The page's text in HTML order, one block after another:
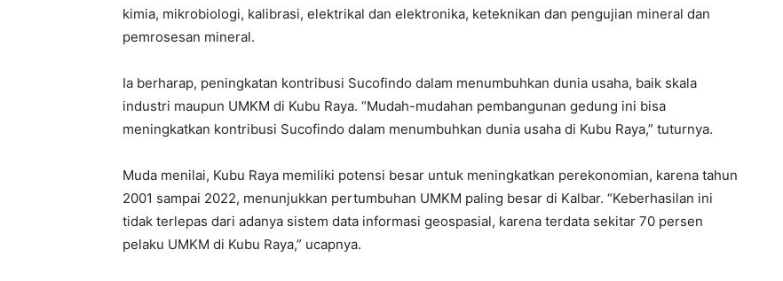
kimia, mikrobiologi, kalibrasi, elektrikal dan elektronika, keteknikan dan pengujian mineral dan
pemrosesan mineral.
Ia berharap, peningkatan kontribusi Sucofindo dalam menumbuhkan dunia usaha, baik skala
industri maupun UMKM di Kubu Raya. “Mudah-mudahan pembangunan gedung ini bisa
meningkatkan kontribusi Sucofindo dalam menumbuhkan dunia usaha di Kubu Raya,” tuturnya.
Muda menilai, Kubu Raya memiliki potensi besar untuk meningkatkan perekonomian, karena tahun
2001 sampai 2022, menunjukkan pertumbuhan UMKM paling besar di Kalbar. “Keberhasilan ini
tidak terlepas dari adanya sistem data informasi geospasial, karena terdata sekitar 70 persen
pelaku UMKM di Kubu Raya,” ucapnya.